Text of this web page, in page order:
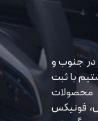
در جنوب و
با ثبت
محصولات
فونیکس